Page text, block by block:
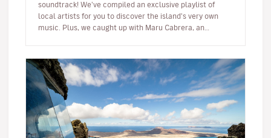
soundtrack! We've compiled an exclusive playlist of
local artists for you to discover the island's very own
music. Plus, we caught up with Maru Cabrera, an